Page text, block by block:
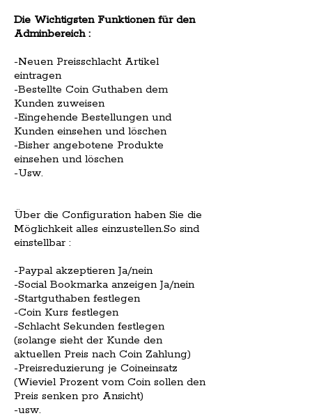
Die Wichtigsten Funktionen für den
Adminbereich :
-Neuen Preisschlacht Artikel
eintragen
-Bestellte Coin Guthaben dem
Kunden zuweisen
-Eingehende Bestellungen und
Kunden einsehen und löschen
-Bisher angebotene Produkte
einsehen und löschen
-Usw.
Über die Configuration haben Sie die
Möglichkeit alles einzustellen.So sind
einstellbar :
-Paypal akzeptieren Ja/nein
-Social Bookmarka anzeigen Ja/nein
-Startguthaben festlegen
-Coin Kurs festlegen
-Schlacht Sekunden festlegen
(solange sieht der Kunde den
aktuellen Preis nach Coin Zahlung)
-Preisreduzierung je Coineinsatz
(Wieviel Prozent vom Coin sollen den
Preis senken pro Ansicht)
-usw.